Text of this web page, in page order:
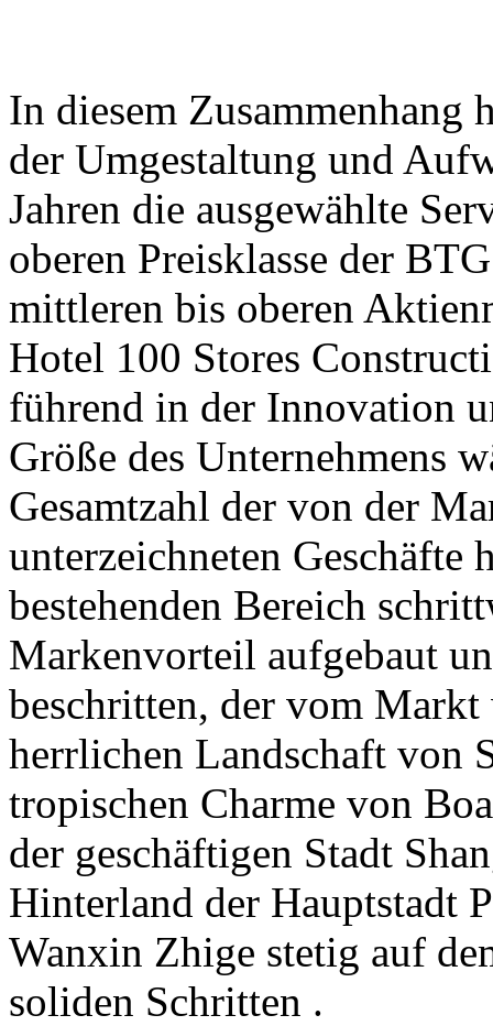
In diesem Zusammenhang
der Umgestaltung und
Jahren die ausgewählte
oberen Preisklasse der
mittleren bis oberen
Hotel 100 Stores
führend in der Innovation
Größe des Unternehmens
Gesamtzahl der von der
unterzeichneten Geschäfte
bestehenden Bereich
Markenvorteil aufgebaut
beschritten, der vom
herrlichen Landschaft von
tropischen Charme von
der geschäftigen Stadt
Hinterland der Hauptstadt
Wanxin Zhige stetig auf
soliden Schritten .